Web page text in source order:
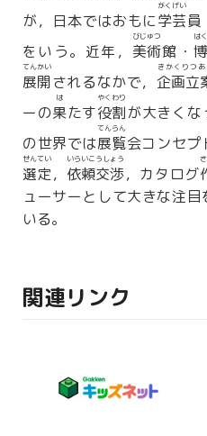
が，日本ではおもに学芸
がくげい
員
をいう。近年， 美術
びじゅつ
館・
は
展開
てんかい
されるなかで， 企画立
きかくりつあ
ーの果
は
たす役割
やくわり
が大きく
の世界では展覧
てんらん
会コンセプ
選定
せんてい
， 依頼交渉
いらいこうしょう
，カタログ
ューサーとして大きな注
いる。
関連リンク